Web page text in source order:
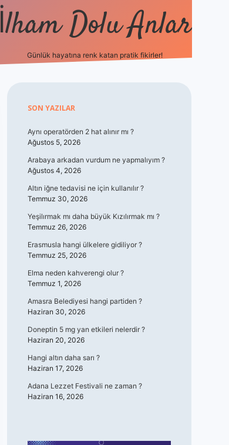
İlham Dolu Anlar
Günlük hayatına renk katan pratik fikirler!
Sidebar
SON YAZILAR
Aynı operatörden 2 hat alınır mı ?
Ağustos 5, 2026
Arabaya arkadan vurdum ne yapmalıyım ?
Ağustos 4, 2026
Altın iğne tedavisi ne için kullanılır ?
Temmuz 30, 2026
Yeşilırmak mı daha büyük Kızılırmak mı ?
Temmuz 26, 2026
Erasmusla hangi ülkelere gidiliyor ?
Temmuz 25, 2026
Elma neden kahverengi olur ?
Temmuz 1, 2026
Amasra Belediyesi hangi partiden ?
Haziran 30, 2026
Doneptin 5 mg yan etkileri nelerdir ?
Haziran 20, 2026
Hangi altın daha sarı ?
Haziran 17, 2026
Adana Lezzet Festivali ne zaman ?
Haziran 16, 2026